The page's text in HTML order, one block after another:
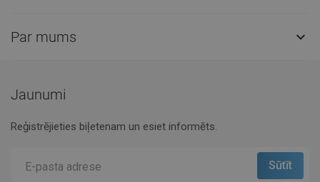
Par mums 
Jaunumi
Reģistrējieties biļetenam un esiet informēts.